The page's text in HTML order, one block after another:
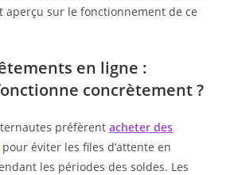
aperçu sur le fonctionnement de ce
en ligne :
concrètement ?
préfèrentacheter des
pour éviter les files d’attente en
les périodes des soldes. Les